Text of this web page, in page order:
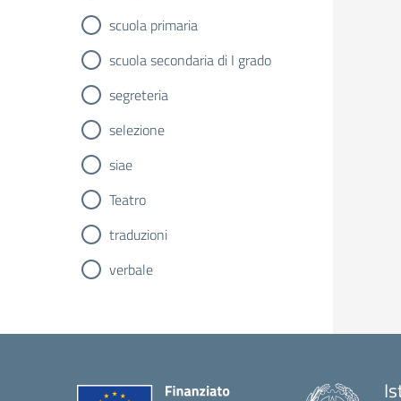
scuola primaria
scuola secondaria di I grado
segreteria
selezione
siae
Teatro
traduzioni
verbale